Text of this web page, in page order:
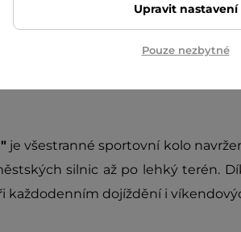
je všestranné sportovní kolo
silnic až po lehký terén.
každodenním dojíždění i
Upravit nastavení
Pouze nezbytné